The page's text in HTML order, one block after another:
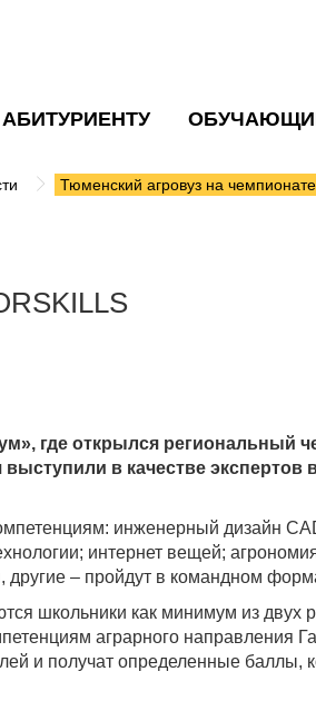
АБИТУРИЕНТУ
Тюменский агровуз на чемпионате
где открылся региональный
в качестве экспертов
инженерный дизайн
интернет вещей;
– пройдут в командном
школьники как минимум из двух
аграрного направления
и получат определенные баллы,